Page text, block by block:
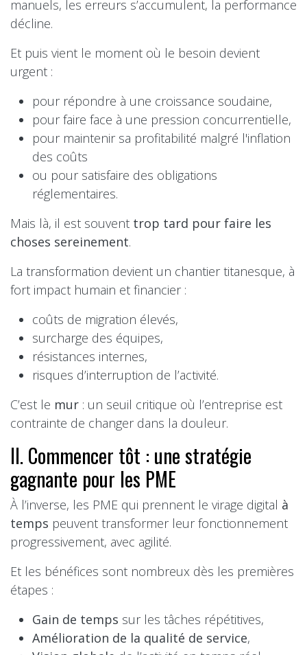
manuels, les erreurs s’accumulent, la performance
décline.
Et puis vient le moment où le besoin devient
urgent :
pour répondre à une croissance soudaine,
pour faire face à une pression concurrentielle,
pour maintenir sa profitabilité malgré l'inflation
des coûts
ou pour satisfaire des obligations
réglementaires.
Mais là, il est souvent trop tard pour faire les
choses sereinement.
La transformation devient un chantier titanesque, à
fort impact humain et financier :
coûts de migration élevés,
surcharge des équipes,
résistances internes,
risques d’interruption de l’activité.
C’est le mur : un seuil critique où l’entreprise est
contrainte de changer dans la douleur.
II. Commencer tôt : une stratégie
gagnante pour les PME
À l’inverse, les PME qui prennent le virage digital à
temps peuvent transformer leur fonctionnement
progressivement, avec agilité.
Et les bénéfices sont nombreux dès les premières
étapes :
Gain de temps sur les tâches répétitives,
Amélioration de la qualité de service,